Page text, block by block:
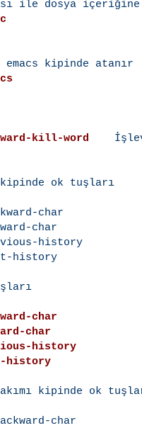
kill-word
kipinde ok tuşları
char
char
history
history
char
char
history
kipinde ok
char